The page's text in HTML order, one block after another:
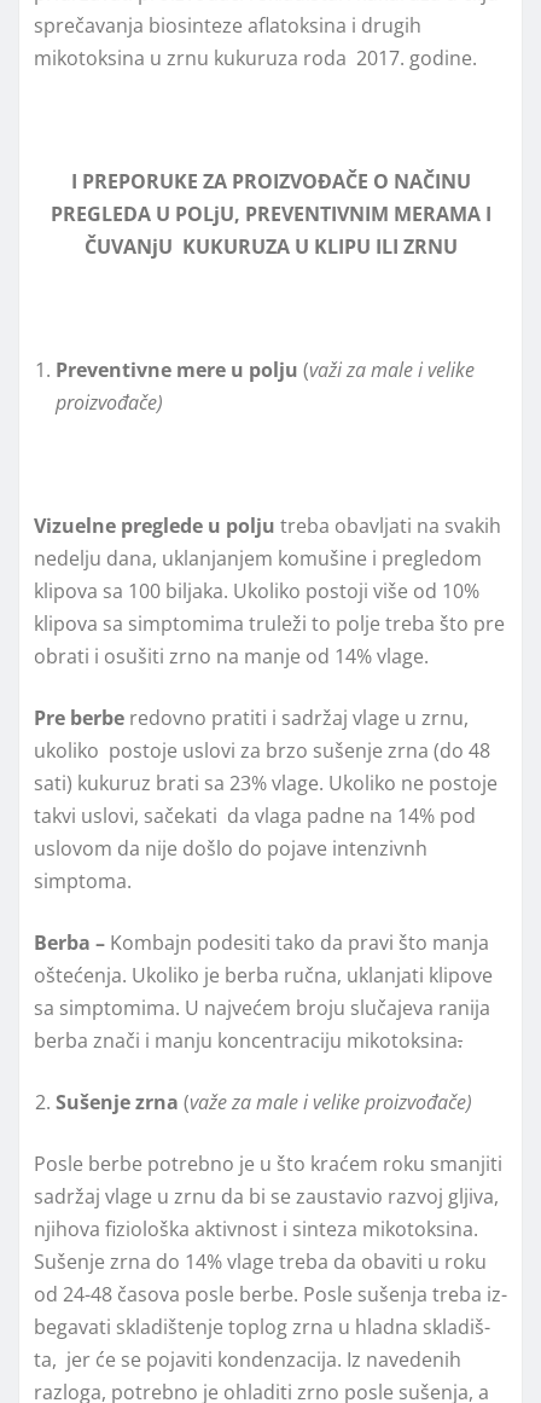
sprečavanja biosinteze aflatoksina i drugih
mikotoksina u zrnu kukuruza roda 2017. godine.
I PREPORUKE ZA PROIZVOĐAČE O NAČINU
PREGLEDA U POLjU, PREVENTIVNIM MERAMA I
ČUVANјU KUKURUZA U KLIPU ILI ZRNU
Preventivne mere u polјu (važi za male i velike
proizvođače)
Vizuelne preglede u polјu treba obavlјati na svakih
nedelјu dana, uklanjanjem komušine i pregledom
klipova sa 100 bilјaka. Ukoliko postoji više od 10%
klipova sa simptomima truleži to polјe treba što pre
obrati i osušiti zrno na manje od 14% vlage.
Pre berbe redovno pratiti i sadržaj vlage u zrnu,
ukoliko postoje uslovi za brzo sušenje zrna (do 48
sati) kukuruz brati sa 23% vlage. Ukoliko ne postoje
takvi uslovi, sačekati da vlaga padne na 14% pod
uslovom da nije došlo do pojave intenzivnh
simptoma.
Berba – Kombajn podesiti tako da pravi što manja
oštećenja. Ukoliko je berba ručna, uklanjati klipove
sa simptomima. U najvećem broju slučajeva ranija
berba znači i manju koncentraciju mikotoksina.
Sušenje zrna (važe za male i velike proizvođače)
Posle berbe potrebno je u što kraćem roku smanjiti
sadržaj vlage u zrnu da bi se zaustavio razvoj glјiva,
njihova fiziološka aktivnost i sinteza mikotoksina.
Su­še­nje zr­na do 14% vla­ge tre­ba da obaviti u roku
od 24-48 ča­so­va po­sle ber­be. Posle su­še­nja tre­ba iz­
be­ga­va­ti skla­diš­te­nje to­plog zr­na u hlad­na skla­diš­
ta, jer će se po­ja­vi­ti kon­den­za­ci­ja. Iz navedenih
razloga, po­treb­no je ohladiti zr­no posle su­še­nja, a